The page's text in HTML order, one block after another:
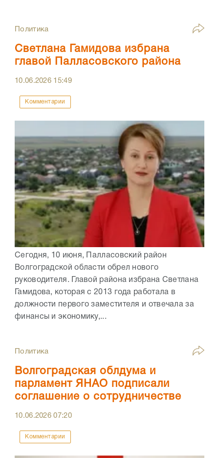
Политика
Светлана Гамидова избрана
главой Палласовского района
10.06.2026 15:49
Комментарии
Сегодня, 10 июня, Палласовский район
Волгоградской области обрел нового
руководителя. Главой района избрана Светлана
Гамидова, которая с 2013 года работала в
должности первого заместителя и отвечала за
финансы и экономику,...
Политика
Волгоградская облдума и
парламент ЯНАО подписали
соглашение о сотрудничестве
10.06.202607:20
Комментарии